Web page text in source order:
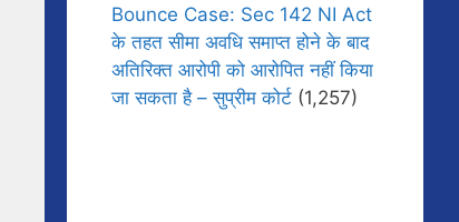
Bounce Case: Sec 142 NI Act
के तहत सीमा अवधि समाप्त होने के बाद
अतिरिक्त आरोपी को आरोपित नहीं किया
जा सकता है – सुप्रीम कोर्ट (1,257)